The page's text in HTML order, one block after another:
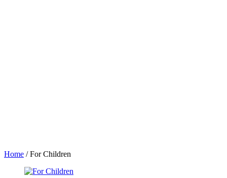
Home /For Children